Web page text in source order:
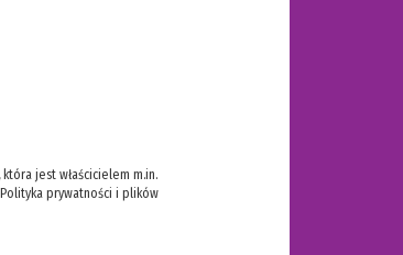
jest właścicielem m.in.
Polityka prywatności i plików